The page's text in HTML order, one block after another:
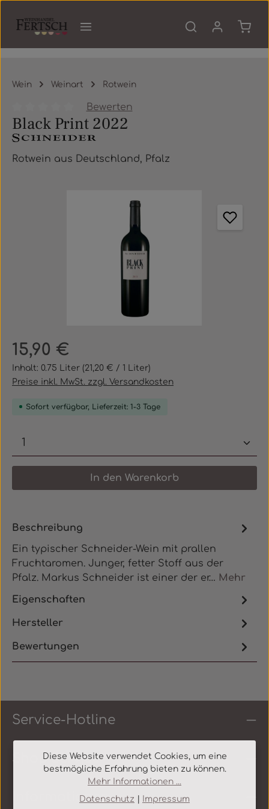
Wein Weinart Rotwein
Durchschnittliche Bewertung von 0 von 5 Sternen
Bewerten
Black Print 2022
Rotwein aus Deutschland, Pfalz
Regulärer Preis:
15,90 €
Inhalt: 0.75 Liter (21,20 € / 1 Liter)
Preise inkl. MwSt. zzgl. Versandkosten
Sofort verfügbar, Lieferzeit: 1-3 Tage
Produkt Anzahl: Gib den
In den Warenkorb
Beschreibung
Ein typischer Schneider-Wein mit prallen
Fruchtaromen. Junger, fetter Stoff aus der
Pfalz. Markus Schneider ist einer der er… Mehr
Eigenschaften
Hersteller
Bewertungen
Service-Hotline
Shop Service
Informationen
Diese Website verwendet Cookies, um eine
bestmögliche Erfahrung bieten zu können.
Mehr Informationen ...
Datenschutz
Impressum